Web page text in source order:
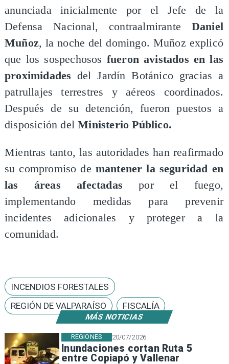
MÁS NOTICIAS
20/07/2026
Inundaciones cortan Ruta 5
entre Copiapó y Vallenar
REGIONES
anunciada inicialmente por el Jefe de la
Defensa Nacional, contraalmirante Daniel
Muñoz, la noche del domingo. Muñoz explicó
que los sospechosos fueron avistados en las
proximidadesdel Jardín Botánico gracias a
patrullajes terrestres y aéreos coordinados.
Después de su detención, fueron puestos a
disposición delMinisterio Público.
Mientras tanto, las autoridades han reafirmado
su compromiso de mantener la seguridad en
las áreas afectadas por el fuego,
implementando medidas para prevenir
incidentes adicionales y proteger a la
comunidad.
INCENDIOS FORESTALES
REGIÓN DE VALPARAÍSO
FISCALÍA